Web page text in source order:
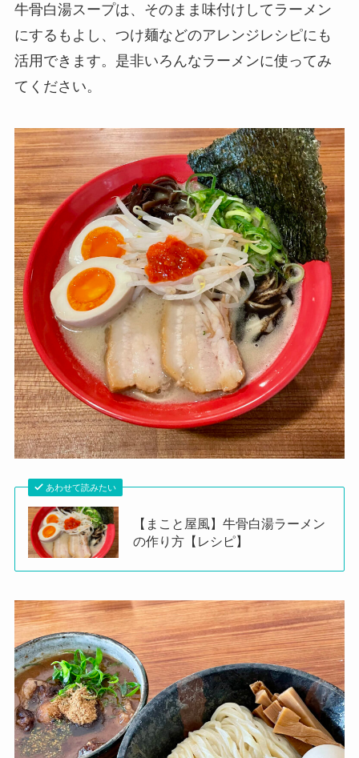
牛骨白湯スープは、そのまま味付けしてラーメン
にするもよし、つけ麺などのアレンジレシピにも
活用できます。是非いろんなラーメンに使ってみ
てください。
あわせて読みたい
【まこと屋風】牛骨白湯ラーメン
の作り方【レシピ】